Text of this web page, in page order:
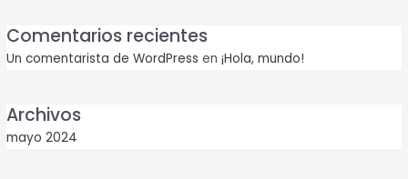
Comentarios recientes
Un comentarista de WordPress en¡Hola, mundo!
Archivos
mayo 2024